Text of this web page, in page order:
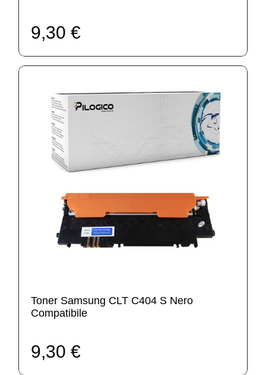
9,30 €
Toner Samsung CLT C404 S Nero
Compatibile
9,30 €